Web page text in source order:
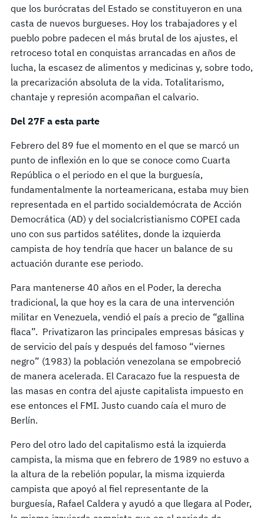
que los burócratas del Estado se constituyeron en una
casta de nuevos burgueses. Hoy los trabajadores y el
pueblo pobre padecen el más brutal de los ajustes, el
retroceso total en conquistas arrancadas en años de
lucha, la escasez de alimentos y medicinas y, sobre todo,
la precarización absoluta de la vida. Totalitarismo,
chantaje y represión acompañan el calvario.
Del 27F a esta parte
Febrero del 89 fue el momento en el que se marcó un
punto de inflexión en lo que se conoce como Cuarta
República o el periodo en el que la burguesía,
fundamentalmente la norteamericana, estaba muy bien
representada en el partido socialdemócrata de Acción
Democrática (AD) y del socialcristianismo COPEI cada
uno con sus partidos satélites, donde la izquierda
campista de hoy tendría que hacer un balance de su
actuación durante ese periodo.
Para mantenerse 40 años en el Poder, la derecha
tradicional, la que hoy es la cara de una intervención
militar en Venezuela, vendió el país a precio de “gallina
flaca”. Privatizaron las principales empresas básicas y
de servicio del país y después del famoso “viernes
negro” (1983) la población venezolana se empobreció
de manera acelerada. El Caracazo fue la respuesta de
las masas en contra del ajuste capitalista impuesto en
ese entonces el FMI. Justo cuando caía el muro de
Berlín.
Pero del otro lado del capitalismo está la izquierda
campista, la misma que en febrero de 1989 no estuvo a
la altura de la rebelión popular, la misma izquierda
campista que apoyó al fiel representante de la
burguesía, Rafael Caldera y ayudó a que llegara al Poder,